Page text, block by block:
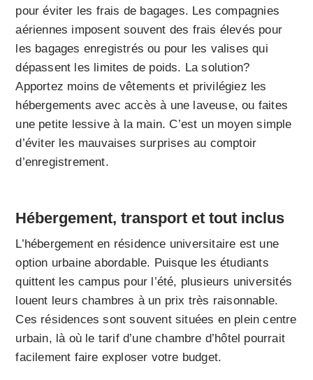
pour éviter les frais de bagages. Les compagnies
aériennes imposent souvent des frais élevés pour
les bagages enregistrés ou pour les valises qui
dépassent les limites de poids. La solution?
Apportez moins de vêtements et privilégiez les
hébergements avec accès à une laveuse, ou faites
une petite lessive à la main. C’est un moyen simple
d’éviter les mauvaises surprises au comptoir
d’enregistrement.
Hébergement, transport et tout inclus
L’hébergement en résidence universitaire est une
option urbaine abordable. Puisque les étudiants
quittent les campus pour l’été, plusieurs universités
louent leurs chambres à un prix très raisonnable.
Ces résidences sont souvent situées en plein centre
urbain, là où le tarif d’une chambre d’hôtel pourrait
facilement faire exploser votre budget.